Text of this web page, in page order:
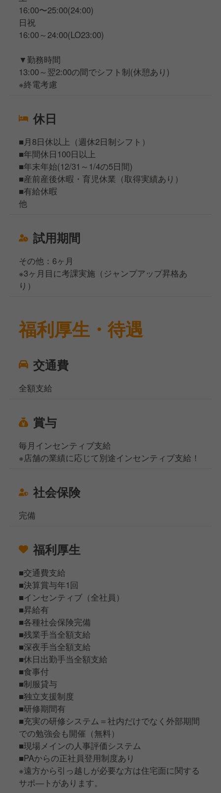
16:00〜25:00(24:00)
日祝
16:00～24:00(LO23:00)
▼勤務時間
13:00～翌2:00の間でシフト制(休憩あり)
※終電考慮
休日
■月8日休以上（週休2日制シフト）
■年間休日100日以上
■年末年始(12/31～1/4の5日間)
■産前産後休暇・育児休業（取得実績あり）
■有給休暇
他
試用期間
その他：6ヶ月
※3ヶ月目に考課実施（ジャンプアップ昇格あ
り）
福利厚生・待遇
交通費
全額支給
賞与
毎月インセンティブ支給
※店舗の業績に応じて別途インセンティブ支給！
社会保険
完備
福利厚生
■交通費支給
■決算賞与年1回
■インセンティブ（全社員）
■昇給有
■各種社会保険完備
■残業手当全額支給
■深夜手当全額支給
■休日出勤手当全額支給
■食事付
■制服貸与
■独立支援制度
■研修期間有
■充実の研修システム＝社内だけでなく外部期間
での勉強会も開催（無料）
■現場メインの人事評価システム
■PAからの正社員登用制度あり
※遠方から引っ越しが必要な方は住宅面に関する
サポ―トがあります。